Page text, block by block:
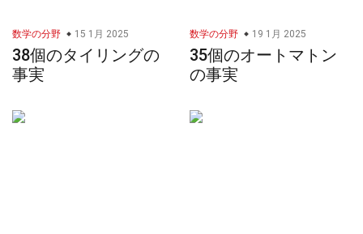
数学の分野 15 1月 2025
38個のタイリングの
事実
数学の分野 19 1月 2025
35個のオートマトン
の事実